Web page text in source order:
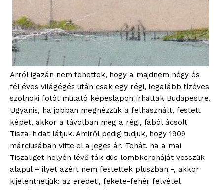
Arról igazán nem tehettek, hogy a majdnem négy és
fél éves világégés után csak egy régi, legalább tízéves
szolnoki fotót mutató képeslapon írhattak Budapestre.
Ugyanis, ha jobban megnézzük a felhasznált, festett
képet, akkor a távolban még a régi, fából ácsolt
Tisza-hidat látjuk. Amiről pedig tudjuk, hogy 1909
márciusában vitte el a jeges ár. Tehát, ha a mai
Tiszaliget helyén lévő fák dús lombkoronáját vesszük
alapul – ilyet azért nem festettek pluszban -, akkor
kijelenthetjük: az eredeti, fekete-fehér felvétel